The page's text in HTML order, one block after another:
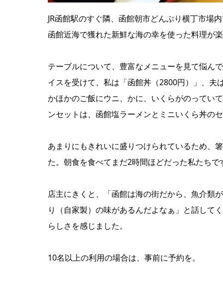
JR函館駅のすぐ隣、函館朝市どんぶり横丁市場
函館近海で獲れた新鮮な海の幸を使った料理が
テーブルについて、豊富なメニューを見て悩ん
イスを受けて、私は「函館丼（2800円）」、
かほかのご飯にウニ、かに、いくらがのってい
ンセットは、函館塩ラーメンとミニいくら丼の
あまりにもきれいに盛りつけられているため、
た。朝食を食べてまだ2時間ほどだった私たち
店主にきくと、「函館は海の街だから、魚介
り（自家製）の味があるんだよなぁ」と話して
らしさを感じました。
10名以上の利用の場合は、事前に予約を。